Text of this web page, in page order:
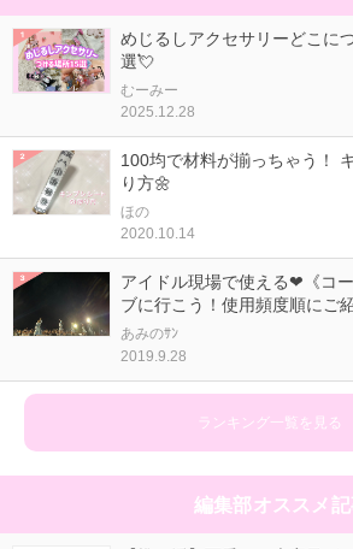
めじるしアクセサリーどこに
選💘
むーみー
2025.12.28
100均で材料が揃っちゃう！
り方🌼
ほの
2020.10.14
アイドル現場で使える❤《コ
ブに行こう！使用頻度順にご
あみのｻﾝ
2019.9.28
ランキング一覧を見る
編集部オススメ